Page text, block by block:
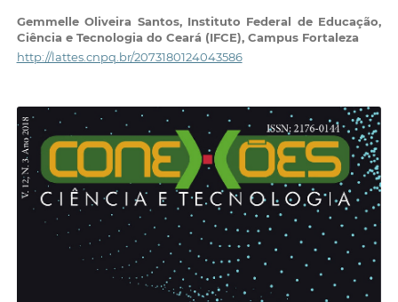
Gemmelle Oliveira Santos, Instituto Federal de Educação,
Ciência e Tecnologia do Ceará (IFCE), Campus Fortaleza
http://lattes.cnpq.br/2073180124043586